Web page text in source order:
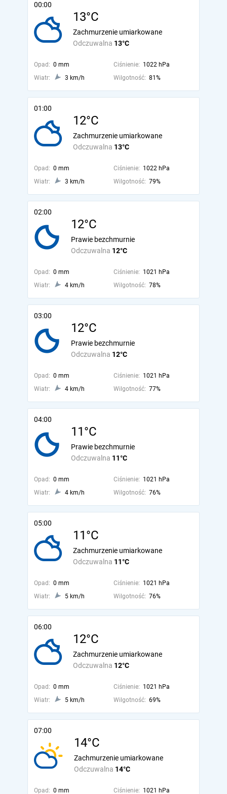
00:00
13°C
Odczuwalna 13°C
Zachmurzenie umiarkowane
Opad: 0 mm Ciśnienie: 1022 hPa
Wiatr:
3 km/h Wilgotność: 81%
01:00
12°C
Odczuwalna 13°C
Zachmurzenie umiarkowane
Opad: 0 mm Ciśnienie: 1022 hPa
Wiatr:
3 km/h Wilgotność: 79%
02:00
12°C
Odczuwalna 12°C
Prawie bezchmurnie
Opad: 0 mm Ciśnienie: 1021 hPa
Wiatr:
4 km/h Wilgotność: 78%
03:00
12°C
Odczuwalna 12°C
Prawie bezchmurnie
Opad: 0 mm Ciśnienie: 1021 hPa
Wiatr:
4 km/h Wilgotność: 77%
04:00
11°C
Odczuwalna 11°C
Prawie bezchmurnie
Opad: 0 mm Ciśnienie: 1021 hPa
Wiatr:
4 km/h Wilgotność: 76%
05:00
11°C
Odczuwalna 11°C
Zachmurzenie umiarkowane
Opad: 0 mm Ciśnienie: 1021 hPa
Wiatr:
5 km/h Wilgotność: 76%
06:00
12°C
Odczuwalna 12°C
Zachmurzenie umiarkowane
Opad: 0 mm Ciśnienie: 1021 hPa
Wiatr:
5 km/h Wilgotność: 69%
07:00
14°C
Odczuwalna 14°C
Zachmurzenie umiarkowane
Opad: 0 mm Ciśnienie: 1021 hPa